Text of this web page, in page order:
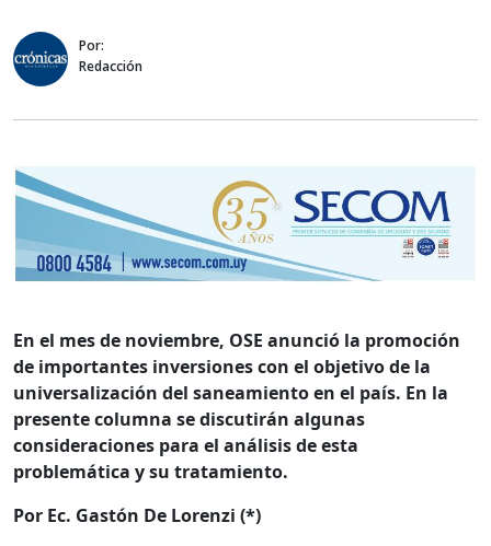
Por:
Redacción
En el mes de noviembre, OSE anunció la promoción
de importantes inversiones con el objetivo de la
universalización del saneamiento en el país. En la
presente columna se discutirán algunas
consideraciones para el análisis de esta
problemática y su tratamiento.
Por Ec. Gastón De Lorenzi (*)